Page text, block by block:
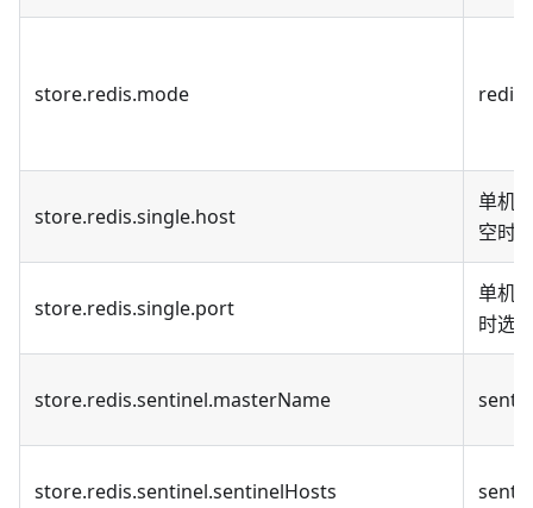
store.redis.mode redis
store.redis.single.host
单机
空时
store.redis.single.port
单机
时选
store.redis.sentinel.masterName
store.redis.sentinel.sentinelHosts